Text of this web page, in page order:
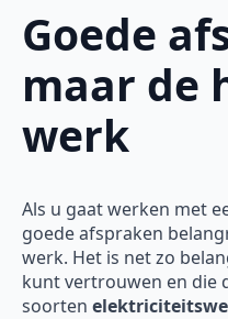
Goede
maar de
werk
Als u gaat werken met
goede afspraken
werk. Het is net zo
kunt vertrouwen en die
soorten